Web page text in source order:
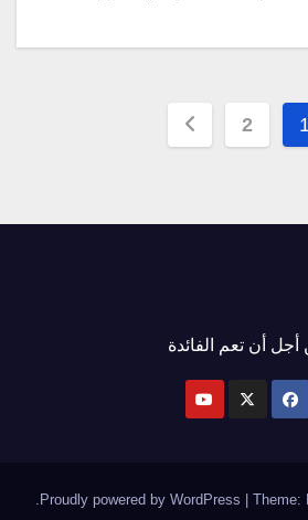
2
أن تعم الفائدة
Proudly powered by WordPress Theme:
.